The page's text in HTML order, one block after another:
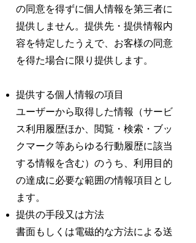
の同意を得ずに個人情報を第三者に
提供しません。提供先・提供情報内
容を特定したうえで、お客様の同意
を得た場合に限り提供します。
提供する個人情報の項目
ユーザーから取得した情報（サービ
ス利用履歴ほか、閲覧・検索・ブッ
クマーク等あらゆる行動履歴に該当
する情報を含む）のうち、利用目的
の達成に必要な範囲の情報項目とし
ます。
提供の手段又は方法
書面もしくは電磁的な方法による送